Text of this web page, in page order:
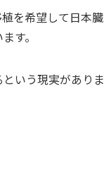
を希望して日本臓
す。
いう現実がありま